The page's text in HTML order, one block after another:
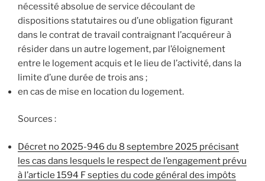
nécessité absolue de service découlant de
dispositions statutaires ou d’une obligation figurant
dans le contrat de travail contraignant l’acquéreur à
résider dans un autre logement, par l’éloignement
entre le logement acquis et le lieu de l’activité, dans la
limite d’une durée de trois ans ;
en cas de mise en location du logement.
Sources :
Décret no 2025-946 du 8 septembre 2025 précisant
les cas dans lesquels le respect de l’engagement prévu
à l’article 1594 F septies du code général des impôts